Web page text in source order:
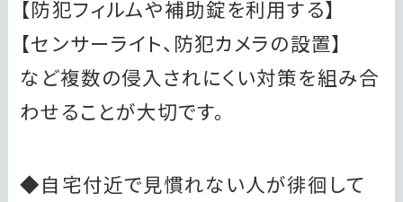
【防犯フィルムや補助錠を利用する】
【センサーライト、防犯カメラの設置】
など複数の侵入されにくい対策を組み合
わせることが大切です。
◆自宅付近で見慣れない人が徘徊して